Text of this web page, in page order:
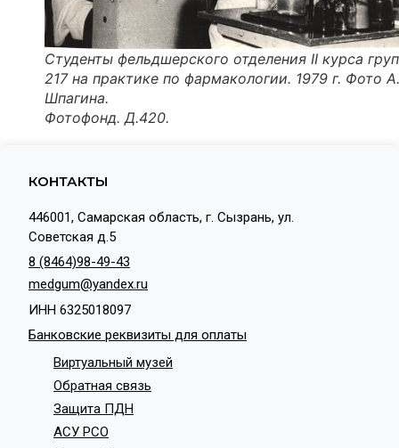
Студенты фельдшерского отделения II курса
217 на практике по фармакологии. 1979 г. Фото А.
Шпагина.
Фотофонд. Д.420.
КОНТАКТЫ
446001, Самарская область, г. Сызрань, ул.
Советская д.5
8 (8464)98-49-43
medgum@yandex.ru
ИНН 6325018097
Банковские реквизиты для оплаты
Виртуальный музей
Обратная связь
Защита ПДН
АСУ РСО